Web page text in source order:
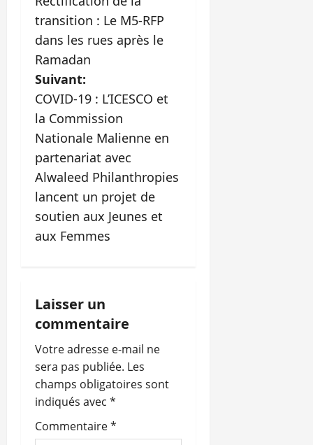
a
v
i
g
a
t
i
o
n
’
a
r
t
i
transition : Le M5-RFP
dans les rues après le
Ramadan
Suivant:
COVID-19 : L’ICESCO et
la Commission
Nationale Malienne en
partenariat avec
Alwaleed Philanthropies
lancent un projet de
soutien aux Jeunes et
aux Femmes
Laisser un
commentaire
Votre adresse e-mail ne
sera pas publiée. Les
champs obligatoires sont
indiqués avec *
Commentaire*